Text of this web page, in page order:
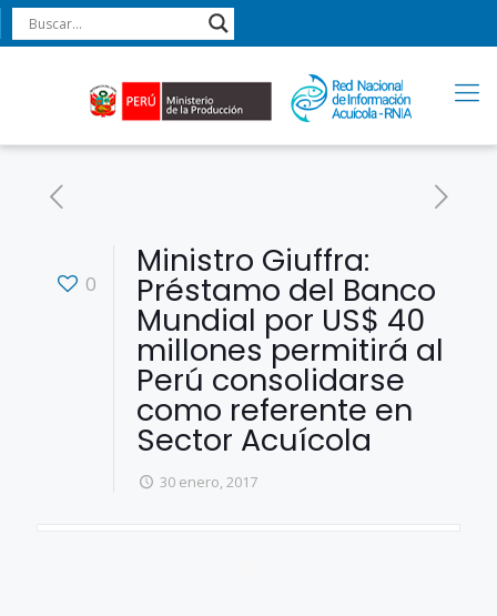
0
Ministro Giuffra:
Préstamo del Banco
Mundial por US$ 40
millones permitirá al
Perú consolidarse
como referente en
Sector Acuícola
30 enero, 2017